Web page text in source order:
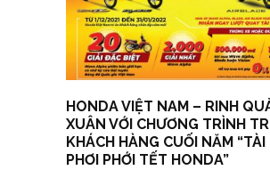
HONDA VIỆT NAM – RINH
XUÂN VỚI CHƯƠNG TRÌNH
KHÁCH HÀNG CUỐI NĂM
PHƠI PHỚI TẾT HONDA”